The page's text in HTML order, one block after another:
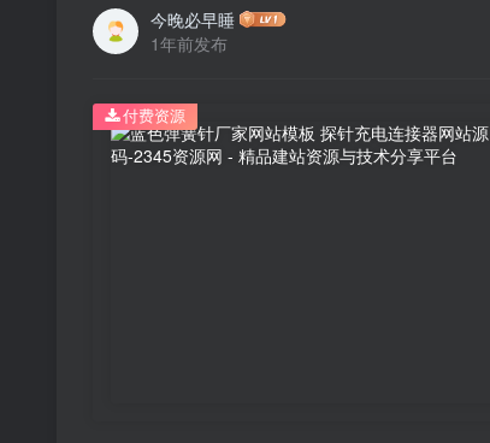
今晚必早睡
1年前发布
付费资源